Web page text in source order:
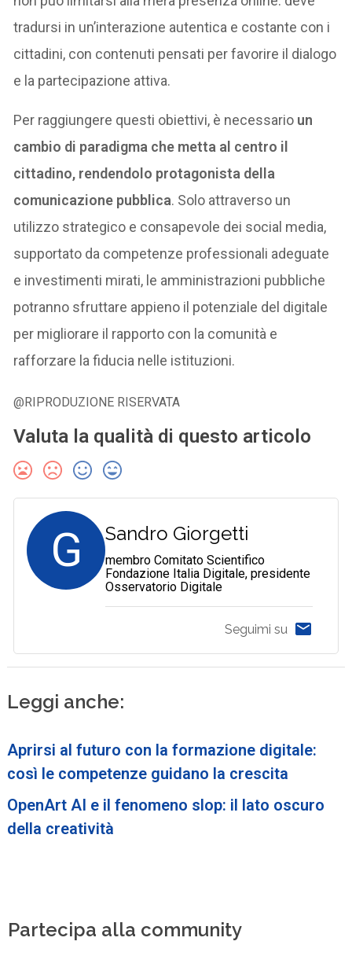
tradursi in un’interazione autentica e costante con i
cittadini, con contenuti pensati per favorire il dialogo
e la partecipazione attiva.
Per raggiungere questi obiettivi, è necessario un
cambio di paradigma che metta al centro il
cittadino, rendendolo protagonista della
comunicazione pubblica. Solo attraverso un
utilizzo strategico e consapevole dei social media,
supportato da competenze professionali adeguate
e investimenti mirati, le amministrazioni pubbliche
potranno sfruttare appieno il potenziale del digitale
per migliorare il rapporto con la comunità e
rafforzare la fiducia nelle istituzioni.
@RIPRODUZIONE RISERVATA
Valuta la qualità di questo articolo
G Sandro Giorgetti
membro Comitato Scientifico
Fondazione Italia Digitale, presidente
Osservatorio Digitale
Seguimi su
Leggi anche:
Aprirsi al futuro con la formazione digitale:
così le competenze guidano la crescita
OpenArt AI e il fenomeno slop: il lato oscuro
della creatività
Partecipa alla community